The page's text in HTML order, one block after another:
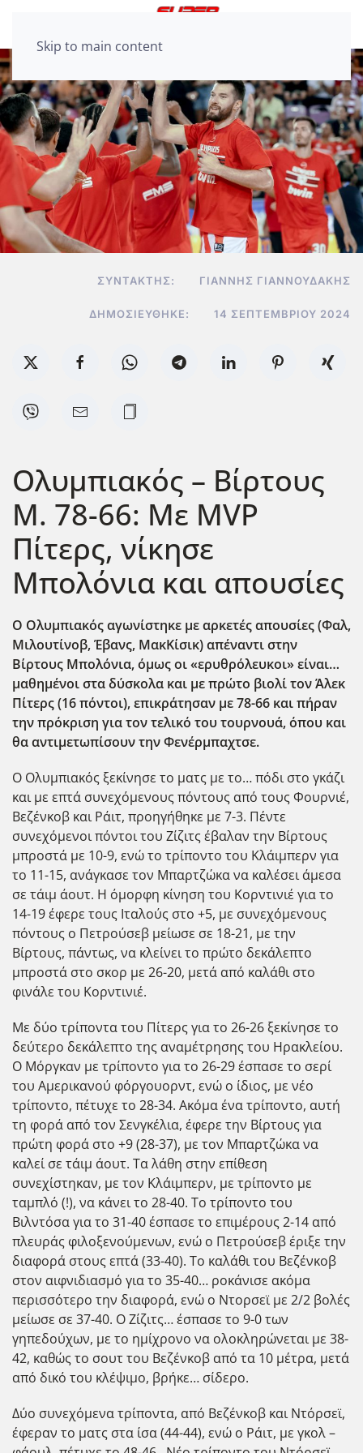
Skip to main content
ΣΥΝΤΆΚΤΗΣ: ΓΙΆΝΝΗΣ ΓΙΑΝΝΟΥΔΆΚΗΣ
ΔΗΜΟΣΙΕΎΘΗΚΕ: 14 ΣΕΠΤΕΜΒΡΊΟΥ 2024
Ολυμπιακός – Βίρτους
Μ. 78-66: Με MVP
Πίτερς, νίκησε
Μπολόνια και απουσίες
Ο Ολυμπιακός αγωνίστηκε με αρκετές απουσίες (Φαλ,
Μιλουτίνοβ, Έβανς, ΜακΚίσικ) απέναντι στην
Βίρτους Μπολόνια, όμως οι «ερυθρόλευκοι» είναι…
μαθημένοι στα δύσκολα και με πρώτο βιολί τον Άλεκ
Πίτερς (16 πόντοι), επικράτησαν με 78-66 και πήραν
την πρόκριση για τον τελικό του τουρνουά, όπου και
θα αντιμετωπίσουν την Φενέρμπαχτσε.
Ο Ολυμπιακός ξεκίνησε το ματς με το… πόδι στο γκάζι
και με επτά συνεχόμενους πόντους από τους Φουρνιέ,
Βεζένκοβ και Ράιτ, προηγήθηκε με 7-3. Πέντε
συνεχόμενοι πόντοι του Ζίζιτς έβαλαν την Βίρτους
μπροστά με 10-9, ενώ το τρίποντο του Κλάιμπερν για
το 11-15, ανάγκασε τον Μπαρτζώκα να καλέσει άμεσα
σε τάιμ άουτ. Η όμορφη κίνηση του Κορντινιέ για το
14-19 έφερε τους Ιταλούς στο +5, με συνεχόμενους
πόντους ο Πετρούσεβ μείωσε σε 18-21, με την
Βίρτους, πάντως, να κλείνει το πρώτο δεκάλεπτο
μπροστά στο σκορ με 26-20, μετά από καλάθι στο
φινάλε του Κορντινιέ.
Με δύο τρίποντα του Πίτερς για το 26-26 ξεκίνησε το
δεύτερο δεκάλεπτο της αναμέτρησης του Ηρακλείου.
Ο Μόργκαν με τρίποντο για το 26-29 έσπασε το σερί
του Αμερικανού φόργουορντ, ενώ ο ίδιος, με νέο
τρίποντο, πέτυχε το 28-34. Ακόμα ένα τρίποντο, αυτή
τη φορά από τον Σενγκέλια, έφερε την Βίρτους για
πρώτη φορά στο +9 (28-37), με τον Μπαρτζώκα να
καλεί σε τάιμ άουτ. Τα λάθη στην επίθεση
συνεχίστηκαν, με τον Κλάιμπερν, με τρίποντο με
ταμπλό (!), να κάνει το 28-40. Το τρίποντο του
Βιλντόσα για το 31-40 έσπασε το επιμέρους 2-14 από
πλευράς φιλοξενούμενων, ενώ ο Πετρούσεβ έριξε την
διαφορά στους επτά (33-40). Το καλάθι του Βεζένκοβ
στον αιφνιδιασμό για το 35-40… ροκάνισε ακόμα
περισσότερο την διαφορά, ενώ ο Ντορσεϊ με 2/2 βολές
μείωσε σε 37-40. Ο Ζίζιτς… έσπασε το 9-0 των
γηπεδούχων, με το ημίχρονο να ολοκληρώνεται με 38-
42, καθώς το σουτ του Βεζένκοβ από τα 10 μέτρα, μετά
από δικό του κλέψιμο, βρήκε… σίδερο.
Δύο συνεχόμενα τρίποντα, από Βεζένκοβ και Ντόρσεϊ,
έφεραν το ματς στα ίσα (44-44), ενώ ο Ράιτ, με γκολ –